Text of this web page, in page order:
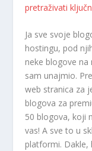
pretraživati
Ja sve svoje
hostingu, pod
neke blogove
sam unajmio.
web stranica za
blogova za
50 blogova, koji
vas! A sve to u
platformi. Dakle,